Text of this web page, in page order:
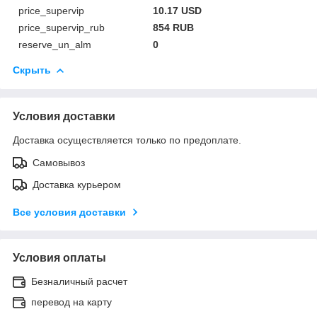
price_supervip
10.17 USD
price_supervip_rub
854 RUB
reserve_un_alm
0
Скрыть
Условия доставки
Доставка осуществляется только по предоплате.
Самовывоз
Доставка курьером
Все условия доставки
Условия оплаты
Безналичный расчет
перевод на карту